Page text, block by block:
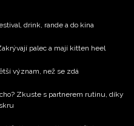
drink, rande a do kina
palec a mají kitten heel
význam, než se zdá
Zkuste s partnerem rutinu, díky